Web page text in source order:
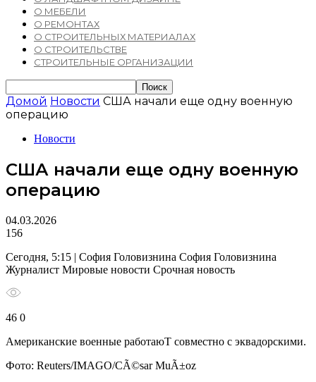
О МЕБЕЛИ
О РЕМОНТАХ
О СТРОИТЕЛЬНЫХ МАТЕРИАЛАХ
О СТРОИТЕЛЬСТВЕ
СТРОИТЕЛЬНЫЕ ОРГАНИЗАЦИИ
Домой Новости США начали еще одну военную
операцию
Новости
США начали еще одну военную
операцию
04.03.2026
156
Сегодня, 5:15 | София Головизнина София Головизнина
Журналист Мировые новости Срочная новость
46 0
Американские военные работаюТ совместно с эквадорскими.
Фото: Reuters/IMAGO/CÃ©sar MuÃ±oz